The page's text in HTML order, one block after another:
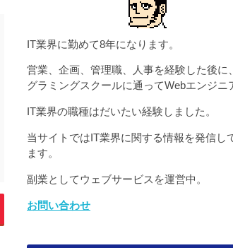
IT業界に勤めて8年になります。
営業、企画、管理職、人事を経験した後に
グラミングスクールに通ってWebエンジニ
IT業界の職種はだいたい経験しました。
当サイトではIT業界に関する情報を発信し
ます。
副業としてウェブサービスを運営中。
お問い合わせ